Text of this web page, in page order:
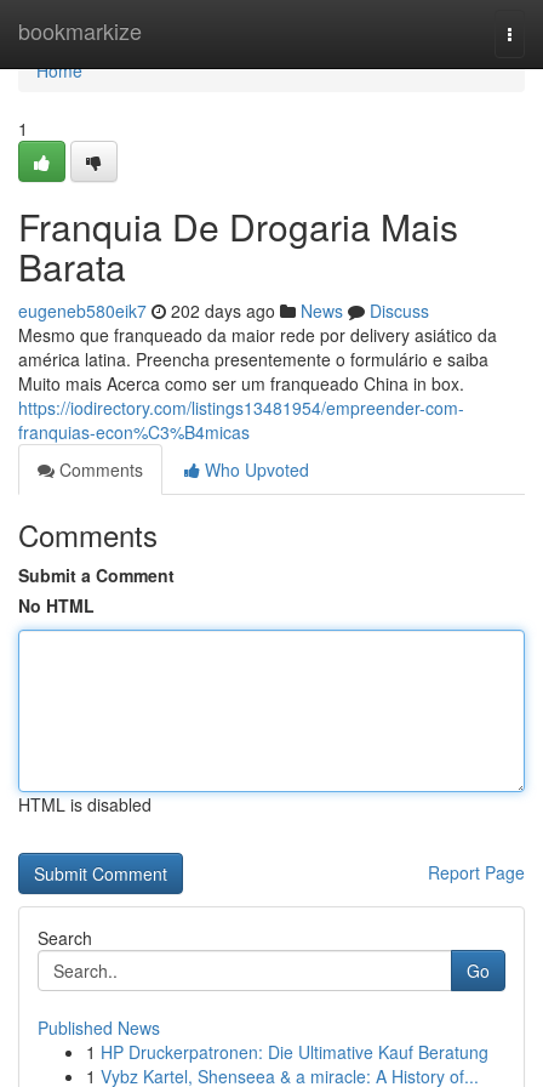
bookmarkize
Home
Home
1
Franquia De Drogaria Mais
Barata
eugeneb580eik7 202 days ago News
Discuss
Mesmo que franqueado da maior rede por delivery asiático da
américa latina. Preencha presentemente o formulário e saiba
Muito mais Acerca como ser um franqueado China in box.
https://iodirectory.com/listings13481954/empreender-com-
franquias-econ%C3%B4micas
Comments
Who Upvoted
Comments
Submit a Comment
No HTML
HTML is disabled
Report Page
Search
Go
Published News
1 HP Druckerpatronen: Die Ultimative Kauf Beratung
1 Vybz Kartel, Shenseea & a miracle: A History of...